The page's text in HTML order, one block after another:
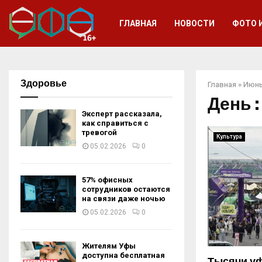
ГЛАВНАЯ НОВОСТИ ФОТО
Главная »
День
Культура
Здоровье
Эксперт рассказала,
как справиться с
тревогой
05.02.2026 0
57% офисных
сотрудников остаются
на связи даже ночью
05.02.2026 0
Жителям Уфы
доступна бесплатная